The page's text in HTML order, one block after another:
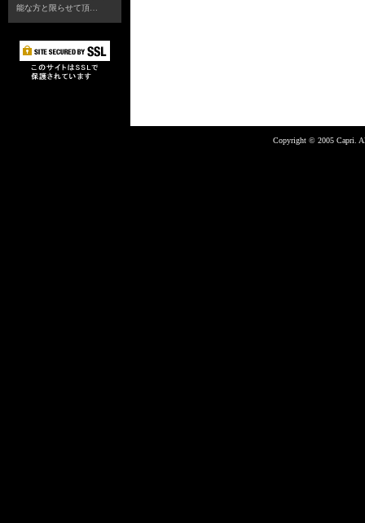
能な方と限らせて頂…
Copyright © 2005 Capri.